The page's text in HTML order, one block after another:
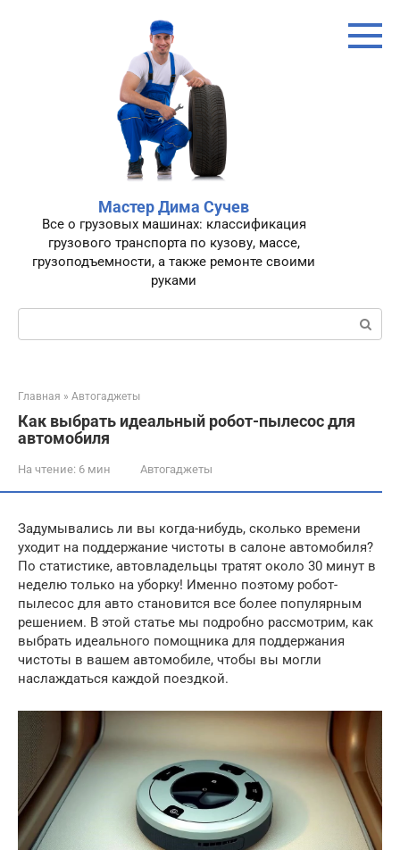
Мастер Дима Сучев
Все о грузовых машинах: классификация
грузового транспорта по кузову, массе,
грузоподъемности, а также ремонте своими
руками
Поиск:
Главная » Автогаджеты
Как выбрать идеальный робот-пылесос для
автомобиля
На чтение: 6 мин Автогаджеты
Задумывались ли вы когда-нибудь, сколько времени
уходит на поддержание чистоты в салоне автомобиля?
По статистике, автовладельцы тратят около 30 минут в
неделю только на уборку! Именно поэтому робот-
пылесос для авто становится все более популярным
решением. В этой статье мы подробно рассмотрим, как
выбрать идеального помощника для поддержания
чистоты в вашем автомобиле, чтобы вы могли
наслаждаться каждой поездкой.